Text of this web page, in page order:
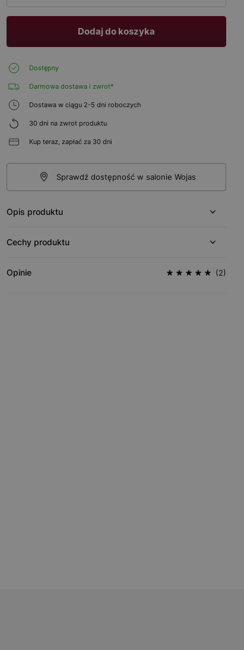
Dodaj do koszyka
Dostępny
Darmowa dostawa i zwrot*
Dostawa w ciągu 2-5 dni roboczych
30 dni na zwrot produktu
Kup teraz, zapłać za 30 dni
Sprawdź dostępność w salonie Wojas
Opis produktu
Cechy produktu
Opinie (2)